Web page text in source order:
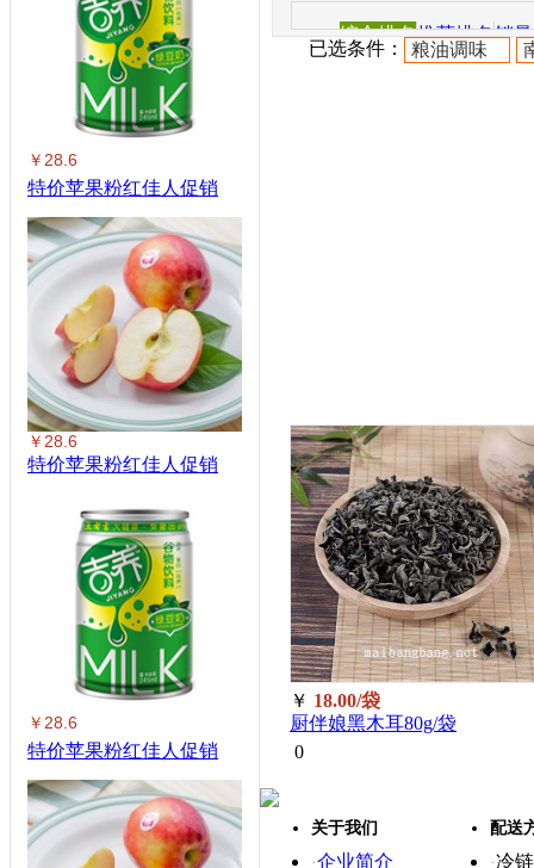
￥28.6
特价苹果粉红佳人促销
￥28.6
特价苹果粉红佳人促销
￥28.6
特价苹果粉红佳人促销
综合排名推荐排名销
已选条件： 粮油调味
￥ 18.00/袋
厨伴娘黑木耳80g/袋
0
关于我们
·企业简介
配送
·冷